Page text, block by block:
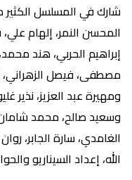
شارك في المسلسل الكثير
المحسن النمر، إلهام
إبراهيم الحربي، هند
مصطفى، فيصل
ومهيرة عبد العزيز،
وسعيد صالح، محمد
الغامدي، سارة الجابر،
الله، إعداد السيناريو